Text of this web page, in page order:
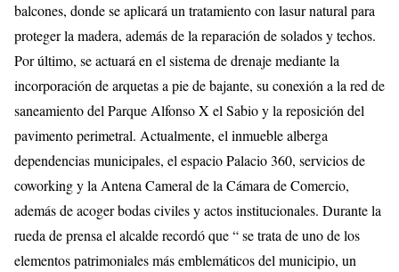
balcones, donde se aplicará un tratamiento con lasur natural para
proteger la madera, además de la reparación de solados y techos.
Por último, se actuará en el sistema de drenaje mediante la
incorporación de arquetas a pie de bajante, su conexión a la red de
saneamiento del Parque Alfonso X el Sabio y la reposición del
pavimento perimetral. Actualmente, el inmueble alberga
dependencias municipales, el espacio Palacio 360, servicios de
coworking y la Antena Cameral de la Cámara de Comercio,
además de acoger bodas civiles y actos institucionales. Durante la
rueda de prensa el alcalde recordó que “ se trata de uno de los
elementos patrimoniales más emblemáticos del municipio, un